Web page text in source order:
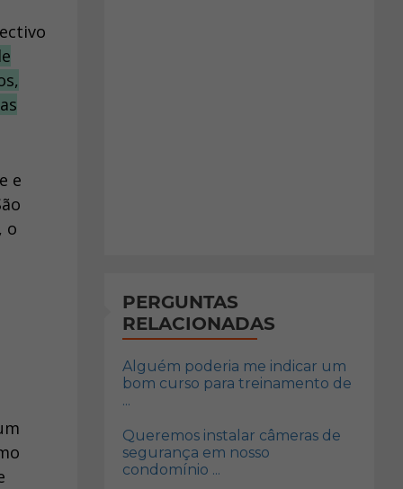
e
o
PERGUNTAS
RELACIONADAS
Alguém poderia me indicar um
bom curso para treinamento de
...
Queremos instalar câmeras de
segurança em nosso
condomínio ...